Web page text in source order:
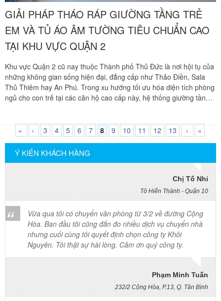
GIẢI PHÁP THÁO RÁP GIƯỜNG TẦNG TRẺ
EM VÀ TỦ ÁO ÂM TƯỜNG TIÊU CHUẨN CAO
TẠI KHU VỰC QUẬN 2
Khu vực Quận 2 cũ nay thuộc Thành phố Thủ Đức là nơi hội tụ của
những không gian sống hiện đại, đẳng cấp như Thảo Điền, Sala
Thủ Thiêm hay An Phú. Trong xu hướng tối ưu hóa diện tích phòng
ngủ cho con trẻ tại các căn hộ cao cấp này, hệ thống giường tầng
nhà cửa, việc di dời hai hạng mục này luôn là thử thách kỹ thuật
cực kỳ lớn đối với gia chủ. Giường tầng trẻ em sở hữu hệ chịu lực
đa chiều phức tạp, trong khi tủ âm tường lại được đo ni đóng giày
kết bảo vệ vẹn nguyên kết cấu mộc và vẻ đẹp thẩm mỹ sang trọng
« ‹ 3 4 5 6 7 8 9 10 11 12 13 › »
Ý KIẾN KHÁCH HÀNG
Mai Hương
Vĩnh Lộc A - Bình Chánh
Công ty Khôi Nguyên chuyển hàng của cô bao bọc đóng
gói rất cẩn thận. Cô rất hài lòng
Cô Loan
57 Tây Thạnh, Tân Phú
công ty ngày càng phát triển. Cảm ơn Khôi Nguyên
Vừa qua tôi có chuyển văn phòng từ 3/2 về đường Cộng
nhưng cuối cùng tôi quyết định chọn công ty Khôi
Nguyên. Tôi thật sự hài lòng. Cảm ơn quý công ty.
Phạm Minh Tuấn
Vợ chồng tôi vừa chuyển về nhà mới ở Chưng cư Thái An